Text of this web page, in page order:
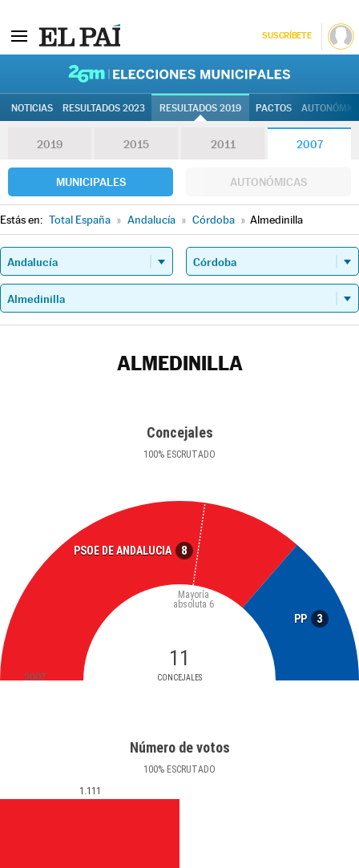
SUSCRÍBETE
NOTICIAS RESULTADOS 2023 RESULTADOS 2019 PACTOS
2019 2015 2011 2007
MUNICIPALES AUTONÓMICAS
Estás en: Total España » Andalucía » Córdoba » Almedinilla
ALMEDINILLA
Concejales
100% ESCRUTADO
PSOE DE ANDALUCIA 8
PP 3
11
CONCEJALES
Mayoría
absoluta 6
2007
Número de votos
100% ESCRUTADO
1.111